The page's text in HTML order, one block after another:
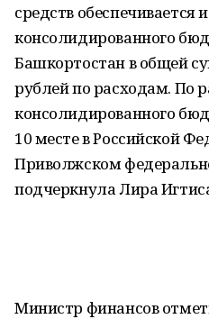
средств обеспечивается
консолидированного
Башкортостан в общей
рублей по расходам. По
консолидированного
10 месте в Российской
Приволжском
подчеркнула Лира
Министр финансов